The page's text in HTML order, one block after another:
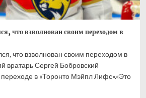
что взволнован своим переходом в
что взволнован своим переходом в
вратарь Сергей Бобровский
в «Торонто Мэйпл Лифс».«Это